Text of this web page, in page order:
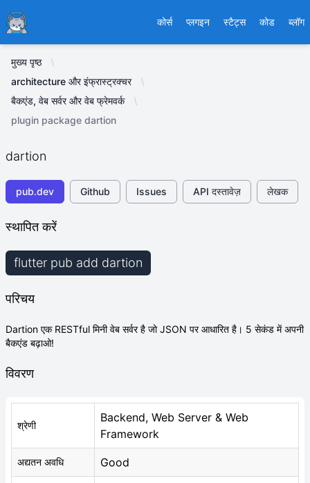
Ducafecat कोर्स प्लगइन स्टैट्स कोड ब्लॉग
मुख्य पृष्ठ
architecture और इंफ्रास्ट्रक्चर
बैकएंड, वेब सर्वर और वेब फ्रेमवर्क
plugin package dartion
dartion
pub.dev Github Issues API दस्तावेज़ लेखक
स्थापित करें
flutter pub add dartion
परिचय
Dartion एक RESTful मिनी वेब सर्वर है जो JSON पर आधारित है। 5 सेकंड में अपनी
बैकएंड बढ़ाओ!
विवरण
श्रेणी
Backend, Web Server & Web
Framework
अद्यतन अवधि Good